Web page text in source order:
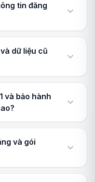
tin đăng
dữ liệu cũ
và bảo hành
và gói